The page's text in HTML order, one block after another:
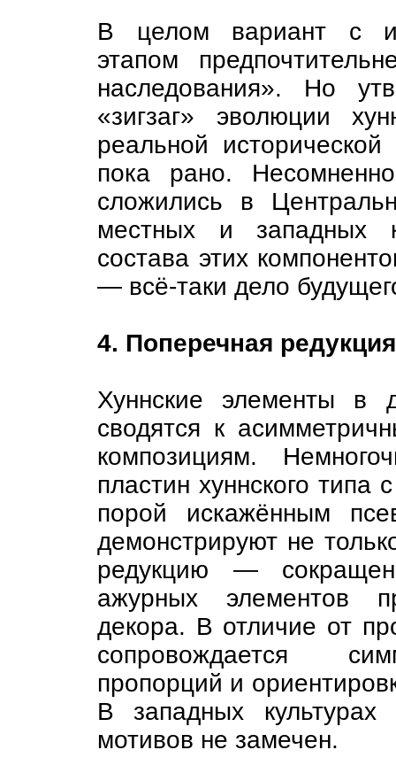
В целом вариант с
этапом
наследования». Но
«зигзаг» эволюции
реальной
пока рано.
сложились в
местных и западных
состава этих
— всё-таки дело
4. Поперечная
Хуннские элементы в
сводятся к
композициям.
пластин хуннского
порой искажённым
демонстрируют не
редукцию —
ажурных элементов
декора. В отличие от
сопровождается
пропорций и
В западных культурах
мотивов не замечен.